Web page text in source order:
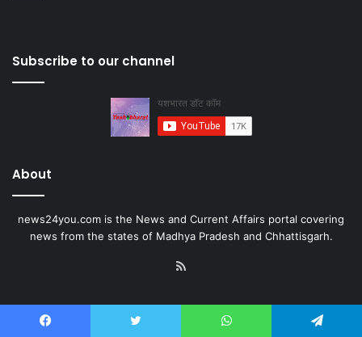
Subscribe to our channel
About
news24you.com is the News and Current Affairs portal covering
news from the states of Madhya Pradesh and Chhattisgarh.
RSS